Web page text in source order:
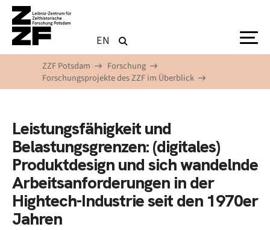
Direkt zum Inhalt
EN
ZZF Potsdam
Forschung
Forschungsprojekte des ZZF im Überblick
Leistungsfähigkeit und
Belastungsgrenzen: (digitales)
Produktdesign und sich wandelnde
Arbeitsanforderungen in der
Hightech-Industrie seit den 1970er
Jahren